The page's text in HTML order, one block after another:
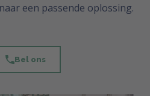
een passende oplossing.
Bel ons